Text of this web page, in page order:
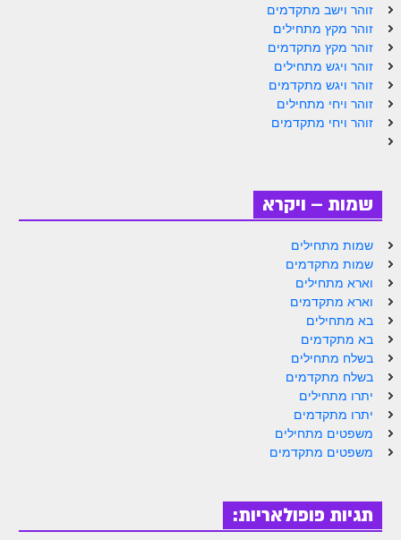
ספר הזוהר – במדבר
זוהר במדבר מתחילים
זוהר נשא למתחילים
זוהר נשא למתקדמים
זוהר בהעלותך למתקדמים
זוהר שלח לך למתחילים
זוהר שלח לך למתקדמים
זוהר קורח למתחילים
זוהר קורח למתקדמים
חוקת למתחילים
זוהר בלק למתחילים
זוהר וישב מתקדמים
זוהר מקץ מתחילים
זוהר מקץ מתקדמים
זוהר ויגש מתחילים
זוהר ויגש מתקדמים
זוהר ויחי מתחילים
זוהר ויחי מתקדמים
שמות – ויקרא
שמות מתחילים
שמות מתקדמים
וארא מתחילים
וארא מתקדמים
בא מתחילים
בא מתקדמים
בשלח מתחילים
בשלח מתקדמים
יתרו מתחילים
יתרו מתקדמים
משפטים מתחילים
משפטים מתקדמים
תגיות פופולאריות: